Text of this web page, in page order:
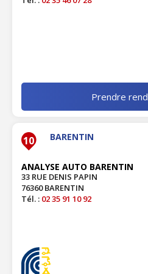
Prendre
10 BARENTIN
ANALYSE AUTO BARENTIN
33 RUE DENIS PAPIN
76360 BARENTIN
Tél. : 02 35 91 10 92